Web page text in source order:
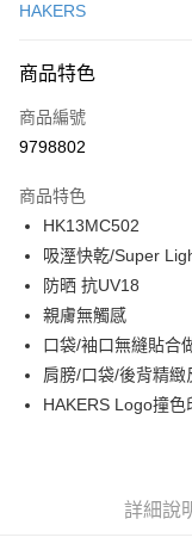
Apple Pay
街口支付
ATM付款
運送方式
一般全家取貨
每筆NT$100
全家超取(2000以上免
每筆NT$100，滿
HAKERS
商品特色
商品編號
9798802
商品特色
HK13MC502
吸溼快乾/Super
防晒 抗UV18
親膚無觸感
口袋/袖口無縫貼合
肩膀/口袋/後背精
HAKERS Logo撞色
詳細說